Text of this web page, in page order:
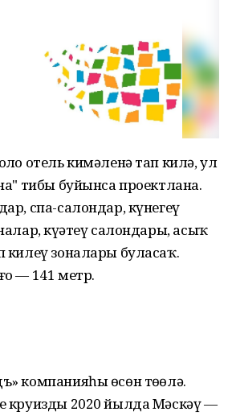
отель кимәленә тап килә, ул
тибы буйынса проектлана.
спа-салондар, күнегеү
күҙәтеү салондары, асыҡ
килеү зоналары буласаҡ.
— 141 метр.
компанияһы өсөн төҙөлә.
круизды 2020 йылда Мәскәү —